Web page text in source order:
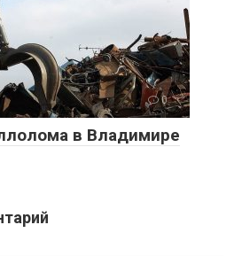
0
в Владимире